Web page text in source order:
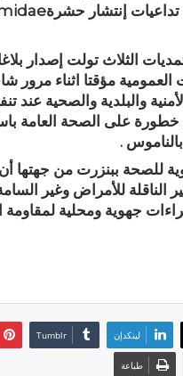
الثلاث تولت إصدار
مؤقتا اثناء مرور
والبلدية والصحية عند
خطورة على الصحة العامة
للأمراض وغير
جهوية ومحلية
لينكدإن
طباعة